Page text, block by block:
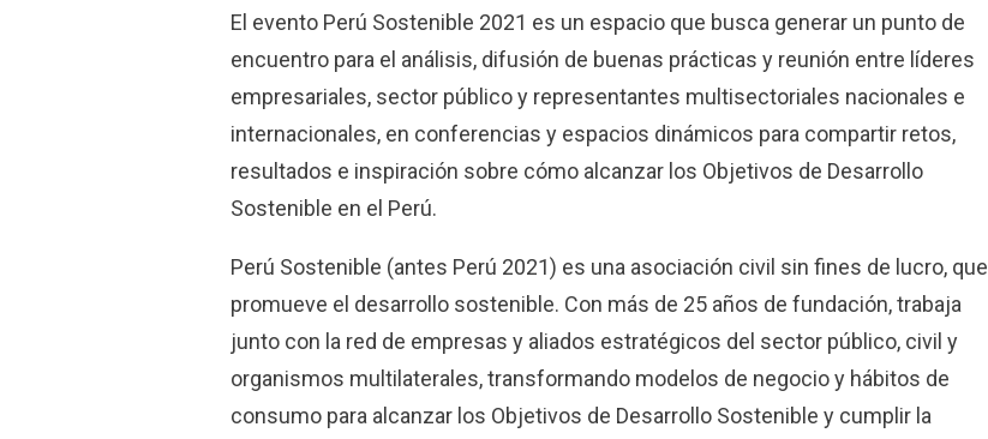
El evento Perú Sostenible 2021 es un espacio que busca generar un punto de
encuentro para el análisis, difusión de buenas prácticas y reunión entre líderes
empresariales, sector público y representantes multisectoriales nacionales e
internacionales, en conferencias y espacios dinámicos para compartir retos,
resultados e inspiración sobre cómo alcanzar los Objetivos de Desarrollo
Sostenible en el Perú.
Perú Sostenible (antes Perú 2021) es una asociación civil sin fines de lucro, que
promueve el desarrollo sostenible. Con más de 25 años de fundación, trabaja
junto con la red de empresas y aliados estratégicos del sector público, civil y
organismos multilaterales, transformando modelos de negocio y hábitos de
consumo para alcanzar los Objetivos de Desarrollo Sostenible y cumplir la